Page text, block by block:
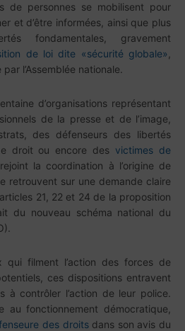
de personnes se mobilisent pour
et d’être informées, ainsi que plus
fondamentales, gravement
de loi dite «sécurité globale»
l’Assemblée nationale.
d’organisations représentant
de la presse et de l’image,
des défenseurs des libertés
droit ou encore des victimes de
la coordination à l’origine de
retrouvent sur une demande claire
21, 22 et 24 de la proposition
du nouveau schéma national du
qui filment l’action des forces de
ces dispositions entravent
à contrôler l’action de leur police.
au fonctionnement démocratique,
des droitsdans son avis du